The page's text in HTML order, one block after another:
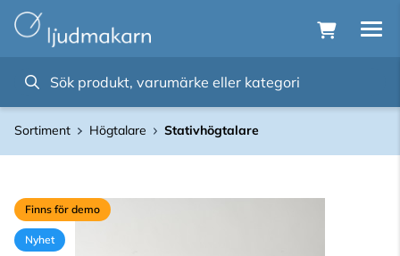
Sortiment Högtalare Stativhögtalare
Finns för demo
Nyhet